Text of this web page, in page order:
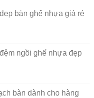
bàn ghế nhựa giá rẻ
ngồi ghế nhựa đẹp
bàn dành cho hàng